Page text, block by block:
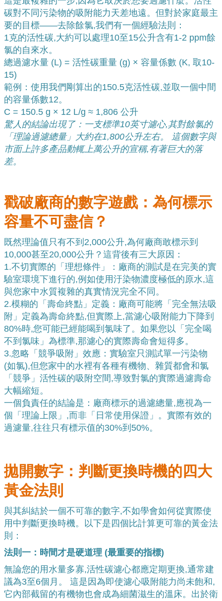
碳對不同污染物的吸附能力天差地遠。但對於家庭最主
要的目標——去除餘氯,我們有一個經驗法則：
1克的活性碳,大約可以處理10至15公升含有1-2 ppm餘
氯的自來水。
總過濾水量 (L) = 活性碳重量 (g) × 容量係數 (K, 取10-
15)
範例：使用我們剛算出的150.5克活性碳,並取一個中間
的容量係數12。
C = 150.5 g × 12 L/g ≈ 1,806 公升
驚人的結論出現了：一支標準10英寸濾心,其對餘氯的
「理論過濾總量」大約在1,800公升左右。 這個數字與
市面上許多產品動輒上萬公升的宣稱,有著巨大的落
差。
戳破廠商的數字遊戲：為何標示
容量不可盡信？
既然理論值只有不到2,000公升,為何廠商敢標示到
10,000甚至20,000公升？這背後有三大原因：
1.不切實際的「理想條件」：廠商的測試是在完美的實
驗室環境下進行的,例如使用汙染物濃度極低的原水,這
與您家中水質複雜的真實情況完全不同。
2.模糊的「壽命終點」定義：廠商可能將「完全無法吸
附」定義為壽命終點,但實際上,當濾心吸附能力下降到
80%時,您可能已經能喝到氯味了。如果您以「完全喝
不到氯味」為標準,那濾心的實際壽命會短得多。
3.忽略「競爭吸附」效應：實驗室只測試單一污染物
(如氯),但您家中的水裡有各種有機物、雜質都會和氯
「競爭」活性碳的吸附空間,導致對氯的實際過濾壽命
大幅縮短。
一個負責任的結論是：廠商標示的過濾總量,應視為一
個「理論上限」,而非「日常使用保證」。實際有效的
過濾量,往往只有標示值的30%到50%。
拋開數字：判斷更換時機的四大
黃金法則
與其糾結於一個不可靠的數字,不如學會如何從實際使
用中判斷更換時機。以下是四個比計算更可靠的黃金法
則：
法則一：時間才是硬道理 (最重要的指標)
無論您的用水量多寡,活性碳濾心都應定期更換,通常建
議為3至6個月。 這是因為即使濾心吸附能力尚未飽和,
它內部截留的有機物也會成為細菌滋生的溫床。出於衛